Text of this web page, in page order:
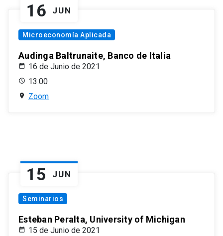
16 JUN
Microeconomía Aplicada
Audinga Baltrunaite, Banco de Italia
16 de Junio de 2021
13:00
Zoom
15 JUN
Seminarios
Esteban Peralta, University of Michigan
15 de Junio de 2021